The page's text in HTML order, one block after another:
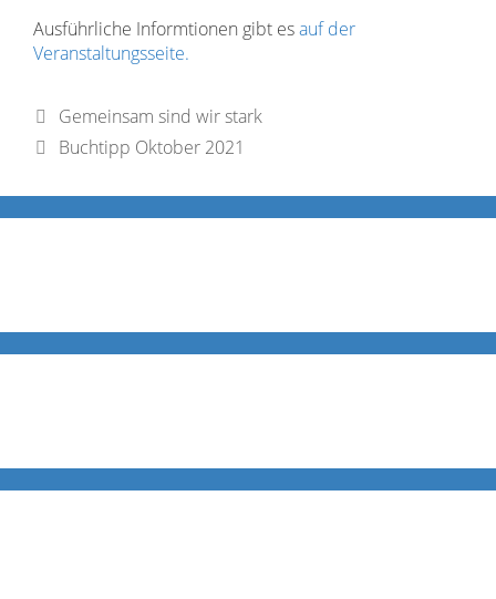
Ausführliche Informtionen gibt esauf der
Veranstaltungsseite.
Gemeinsam sind wir stark
Buchtipp Oktober 2021